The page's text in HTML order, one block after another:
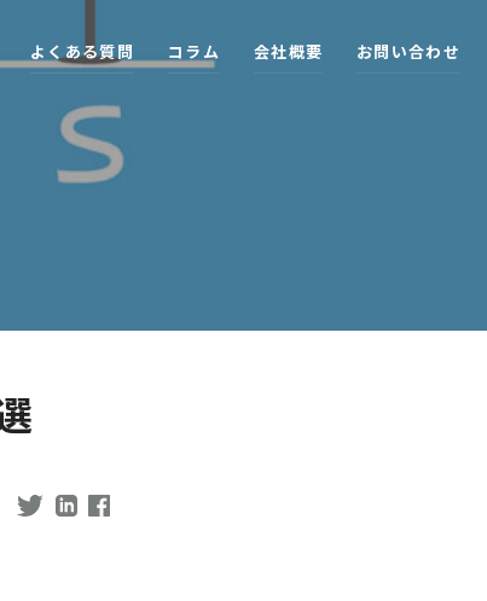
よ く ある質問 コ ラ ム 会社概要 お問 い合わせ